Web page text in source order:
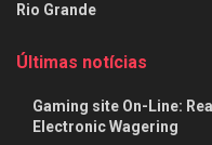
Rio Grande
Últimas notícias
Gaming site On-Line:
Electronic Wagering